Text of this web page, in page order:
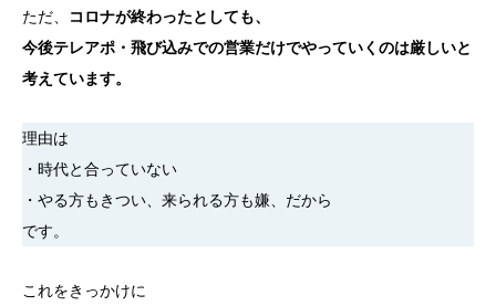
ただ、
コロナが終わったとしても、
今後テレアポ・飛び込みでの営業だけでやっていくのは厳しいと
考えています。
理由は
・時代と合っていない
・やる方もきつい、来られる方も嫌、だから
です。
これをきっかけに